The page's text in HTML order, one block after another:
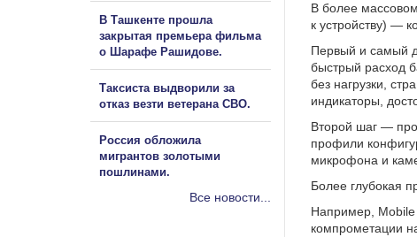
В более
к устройству) —
Первый и самый
быстрый расход
без нагрузки,
индикаторы,
Второй шаг —
профили
микрофона и
Более глубокая
Например, Mobile
компрометации
В Ташкенте прошла
закрытая премьера фильма
о Шарафе Рашидове.
Таксиста выдворили за
отказ везти ветерана СВО.
Россия обложила
мигрантов золотыми
пошлинами.
Все новости...